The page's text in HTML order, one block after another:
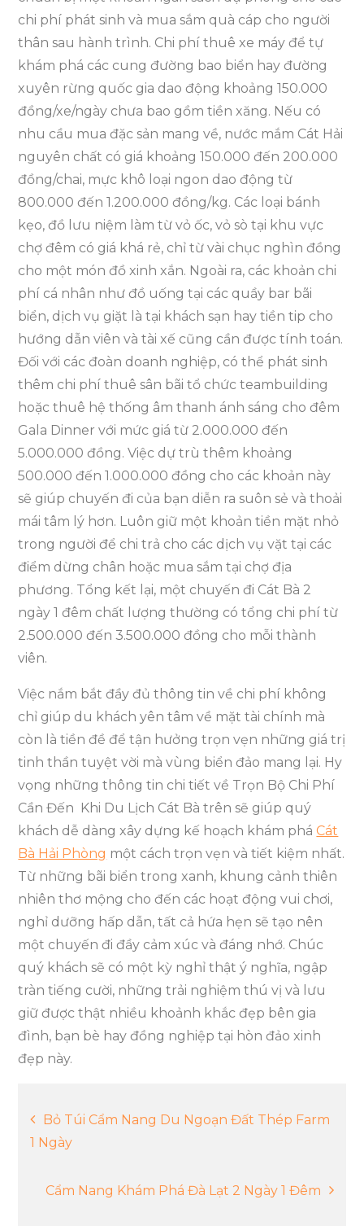
chi phí phát sinh và mua sắm quà cáp cho người
thân sau hành trình. Chi phí thuê xe máy để tự
khám phá các cung đường bao biển hay đường
xuyên rừng quốc gia dao động khoảng 150.000
đồng/xe/ngày chưa bao gồm tiền xăng. Nếu có
nhu cầu mua đặc sản mang về, nước mắm Cát Hải
nguyên chất có giá khoảng 150.000 đến 200.000
đồng/chai, mực khô loại ngon dao động từ
800.000 đến 1.200.000 đồng/kg. Các loại bánh
kẹo, đồ lưu niệm làm từ vỏ ốc, vỏ sò tại khu vực
chợ đêm có giá khá rẻ, chỉ từ vài chục nghìn đồng
cho một món đồ xinh xắn. Ngoài ra, các khoản chi
phí cá nhân như đồ uống tại các quầy bar bãi
biển, dịch vụ giặt là tại khách sạn hay tiền tip cho
hướng dẫn viên và tài xế cũng cần được tính toán.
Đối với các đoàn doanh nghiệp, có thể phát sinh
thêm chi phí thuê sân bãi tổ chức teambuilding
hoặc thuê hệ thống âm thanh ánh sáng cho đêm
Gala Dinner với mức giá từ 2.000.000 đến
5.000.000 đồng. Việc dự trù thêm khoảng
500.000 đến 1.000.000 đồng cho các khoản này
sẽ giúp chuyến đi của bạn diễn ra suôn sẻ và thoải
mái tâm lý hơn. Luôn giữ một khoản tiền mặt nhỏ
trong người để chi trả cho các dịch vụ vặt tại các
điểm dừng chân hoặc mua sắm tại chợ địa
phương. Tổng kết lại, một chuyến đi Cát Bà 2
ngày 1 đêm chất lượng thường có tổng chi phí từ
2.500.000 đến 3.500.000 đồng cho mỗi thành
viên.
Việc nắm bắt đầy đủ thông tin về chi phí không
chỉ giúp du khách yên tâm về mặt tài chính mà
còn là tiền đề để tận hưởng trọn vẹn những giá trị
tinh thần tuyệt vời mà vùng biển đảo mang lại. Hy
vọng những thông tin chi tiết về Trọn Bộ Chi Phí
Cần Đến Khi Du Lịch Cát Bà trên sẽ giúp quý
khách dễ dàng xây dựng kế hoạch khám pháCát
Bà Hải Phòng một cách trọn vẹn và tiết kiệm nhất.
Từ những bãi biển trong xanh, khung cảnh thiên
nhiên thơ mộng cho đến các hoạt động vui chơi,
nghỉ dưỡng hấp dẫn, tất cả hứa hẹn sẽ tạo nên
một chuyến đi đầy cảm xúc và đáng nhớ. Chúc
quý khách sẽ có một kỳ nghỉ thật ý nghĩa, ngập
tràn tiếng cười, những trải nghiệm thú vị và lưu
giữ được thật nhiều khoảnh khắc đẹp bên gia
đình, bạn bè hay đồng nghiệp tại hòn đảo xinh
đẹp này.
Điều
hướng
bài
Bỏ Túi Cẩm Nang Du Ngoạn Đất Thép Farm
1 Ngày
Cẩm Nang Khám Phá Đà Lạt 2 Ngày 1 Đêm